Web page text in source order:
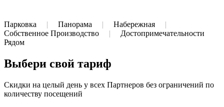
Парковка | Панорама | Набережная
|
Собственное Производство
|
Достопримечательности
Рядом
Выбери свой тариф
Скидки на целый день у всех Партнеров без ограничений по
количеству посещений